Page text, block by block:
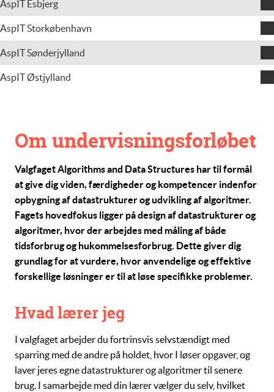
Om undervisningsforløbet
ValgfagetAlgorithms and Data Structures har til formål
at give dig viden, færdigheder og kompetencer indenfor
opbygning af datastrukturer og udvikling af algoritmer.
Fagets hovedfokus ligger på design af datastrukturer og
algoritmer, hvor der arbejdes med måling af både
tidsforbrug og hukommelsesforbrug. Dette giver dig
grundlag for at vurdere, hvor anvendelige og effektive
forskellige løsninger er til at løse specifikke problemer.
Hvad lærer jeg
I valgfaget arbejder du fortrinsvis selvstændigt med
sparring med de andre på holdet, hvor I løser opgaver, og
laver jeres egnedatastrukturerogalgoritmertil senere
brug. I samarbejde med din lærer vælger du selv, hvilket
AspIT Esbjerg
Teodora Mihaela Grindeanu
AspIT Storkøbenhavn
Uli Scheuss
AspIT Sønderjylland
Jens Clausen
AspIT Østjylland